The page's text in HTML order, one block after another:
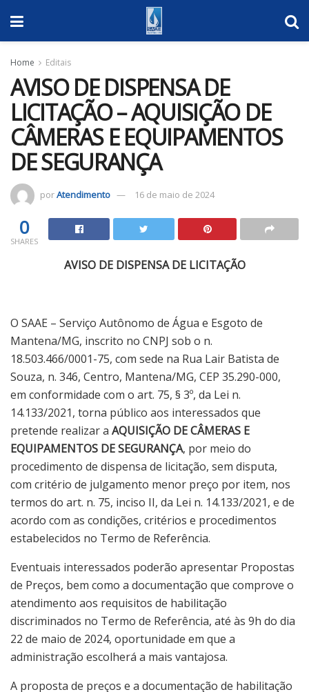
Home Editais
AVISO DE DISPENSA DE
LICITAÇÃO – AQUISIÇÃO DE
CÂMERAS E EQUIPAMENTOS
DE SEGURANÇA
porAtendimento 16 de maio de 2024
0
SHARES
AVISO DE DISPENSA DE LICITAÇÃO
O SAAE – Serviço Autônomo de Água e Esgoto de
Mantena/MG, inscrito no CNPJ sob o n.
18.503.466/0001-75, com sede na Rua Lair Batista de
Souza, n. 346, Centro, Mantena/MG, CEP 35.290-000,
em conformidade com o art. 75, § 3º, da Lei n.
14.133/2021, torna público aos interessados que
pretende realizar a AQUISIÇÃO DE CÂMERAS E
EQUIPAMENTOS DE SEGURANÇA, por meio do
procedimento de dispensa de licitação, sem disputa,
com critério de julgamento menor preço por item, nos
termos do art. n. 75, inciso II, da Lei n. 14.133/2021, e de
acordo com as condições, critérios e procedimentos
estabelecidos no Termo de Referência.
Eventuais interessados poderão apresentar Propostas
de Preços, bem como a documentação que comprove o
atendimento aos requisitos de habilitação
discriminados no Termo de Referência, até às 9h do dia
22 de maio de 2024, oportunidade em que a
administração escolherá a mais vantajosa.
A proposta de preços e a documentação de habilitação